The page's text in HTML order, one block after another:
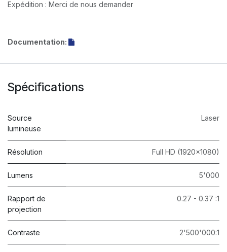
Expédition : Merci de nous demander
Documentation:
Spécifications
Source
lumineuse
Laser
Résolution Full HD (1920x1080)
Lumens 5'000
Rapport de
projection
0.27 - 0.37 :1
Contraste 2'500'000:1